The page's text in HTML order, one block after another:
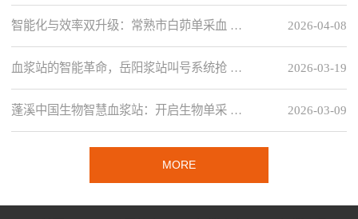
2026-04-08
智能化与效率双升级：常熟市白茆单采血 …
2026-03-19
血浆站的智能革命，岳阳浆站叫号系统抢 …
2026-03-09
蓬溪中国生物智慧血浆站：开启生物单采 …
MORE